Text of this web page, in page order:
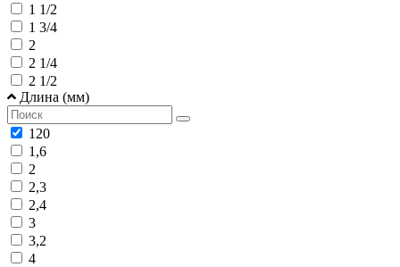
1 1/2
1 3/4
2
2 1/4
2 1/2
Длина (мм)
120
1,6
2
2,3
2,4
3
3,2
4